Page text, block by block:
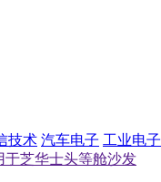
技术 汽车电子 工业电子
于芝华士头等舱沙发